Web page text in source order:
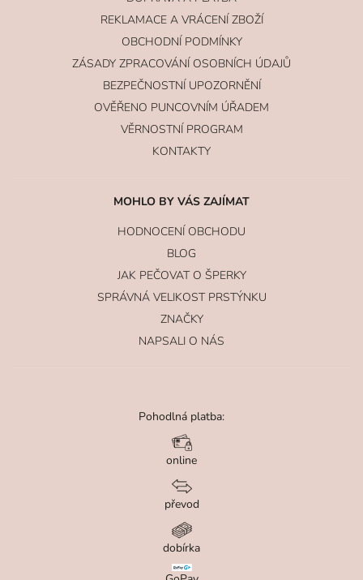
REKLAMACE A VRÁCENÍ ZBOŽÍ
OBCHODNÍ PODMÍNKY
ZÁSADY ZPRACOVÁNÍ OSOBNÍCH ÚDAJŮ
BEZPEČNOSTNÍ UPOZORNĚNÍ
OVĚŘENO PUNCOVNÍM ÚŘADEM
VĚRNOSTNÍ PROGRAM
KONTAKTY
MOHLO BY VÁS ZAJÍMAT
HODNOCENÍ OBCHODU
BLOG
JAK PEČOVAT O ŠPERKY
SPRÁVNÁ VELIKOST PRSTÝNKU
ZNAČKY
NAPSALI O NÁS
Pohodlná platba:
online
převod
dobírka